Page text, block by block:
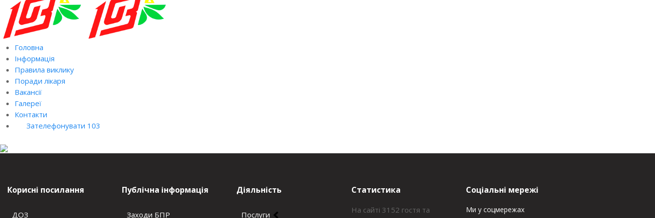
Головна
Інформація
Правила виклику
Поради лікаря
Вакансії
Галереї
Контакти
Зателефонувати 103
Корисні посилання
ДОЗ
Публічна інформація
Заходи БПР
Діяльність
Послуги
Статистика
На сайті 3152 гостя та
Соціальні мережі
Ми у соцмережах